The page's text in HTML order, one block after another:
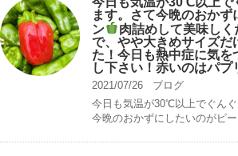
ます。さて今晩のおかず
ン
肉詰めして美味し
で、やや大きめサイズだ
た！今日も熱中症に気を
し下さい！赤いのはパプ
2021/07/26
ブログ
今日も気温が30℃以上でぐん
今晩のおかずにしたいのがピー